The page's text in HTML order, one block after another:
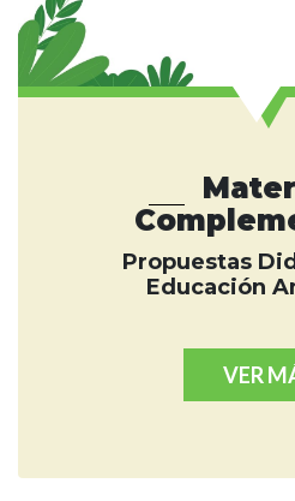
Propuestas
Educación
VER